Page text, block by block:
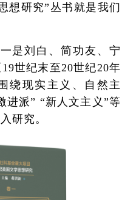
想研究”丛书就是我们
是刘白、简功友、宁
世纪末至20世纪20年
绕现实主义、自然主
进派” “新人文主义”等
研究。